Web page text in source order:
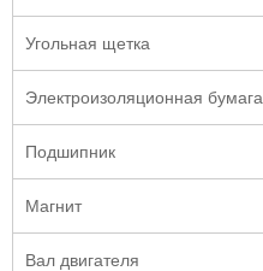
Угольная щетка
Электроизоляционная бумага
Подшипник
Магнит
Вал двигателя